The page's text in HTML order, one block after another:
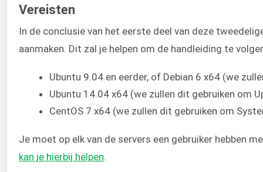
Vereisten
In de conclusie van het eerste deel van deze
aanmaken. Dit zal je helpen om de handleiding te
Ubuntu 9.04 en eerder, of Debian 6 x64 (we
Ubuntu 14.04 x64 (we zullen dit gebruiken om
CentOS 7 x64 (we zullen dit gebruiken om
Je moet op elk van de servers een gebruiker hebben
kan je hierbij helpen